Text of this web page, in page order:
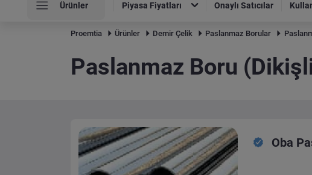
Ürünler Piyasa Fiyatları Onaylı Satıcılar
Proemtia Ürünler Demir Çelik Paslanmaz Borular
Paslanmaz Boru
Oba